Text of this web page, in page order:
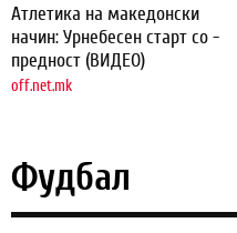
Атлетика на македонски
начин: Урнебесен старт со -
предност (ВИДЕО)
off.net.mk
Фудбал